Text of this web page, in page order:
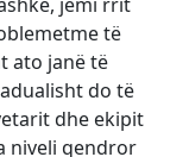
të
ato janë të
do të
dhe ekipit
niveli qendror